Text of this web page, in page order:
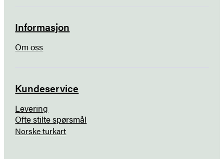
Informasjon
Om oss
Kundeservice
Levering
Ofte stilte spørsmål
Norske turkart